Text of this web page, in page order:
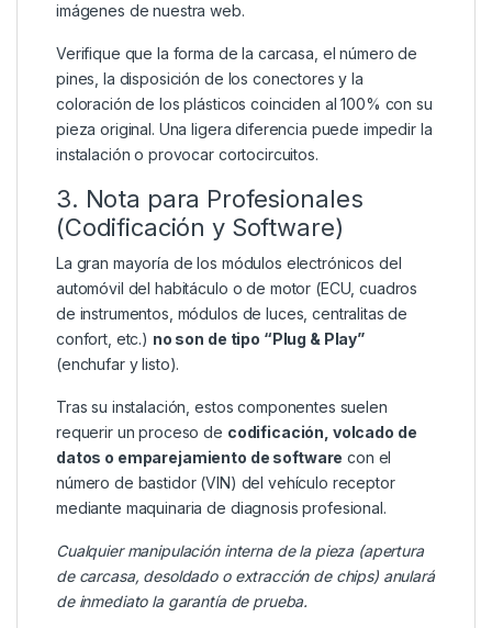
imágenes de nuestra web.
Verifique que la forma de la carcasa, el número de
pines, la disposición de los conectores y la
coloración de los plásticos coinciden al 100% con su
pieza original. Una ligera diferencia puede impedir la
instalación o provocar cortocircuitos.
3. Nota para Profesionales
(Codificación y Software)
La gran mayoría de los módulos electrónicos del
automóvil del habitáculo o de motor (ECU, cuadros
de instrumentos, módulos de luces, centralitas de
confort, etc.) no son de tipo “Plug & Play”
(enchufar y listo).
Tras su instalación, estos componentes suelen
requerir un proceso de codificación, volcado de
datos o emparejamiento de software con el
número de bastidor (VIN) del vehículo receptor
mediante maquinaria de diagnosis profesional.
Cualquier manipulación interna de la pieza (apertura
de carcasa, desoldado o extracción de chips) anulará
de inmediato la garantía de prueba.